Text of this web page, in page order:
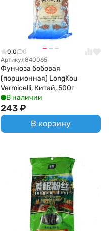
0.0
0
Артикул840065
Фунчоза бобовая
(порционная) LongKou
Vermicelli, Китай, 500г
В наличии
243₽
В корзину